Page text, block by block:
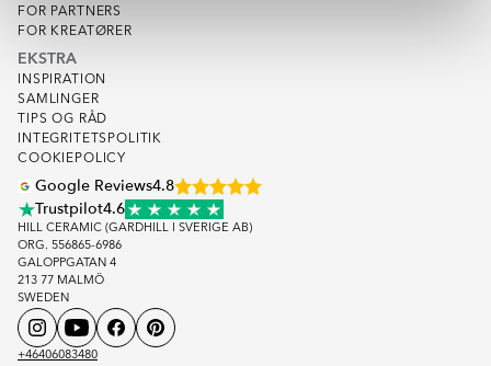
FOR PARTNERS
FOR KREATØRER
EKSTRA
INSPIRATION
SAMLINGER
TIPS OG RÅD
INTEGRITETSPOLITIK
COOKIEPOLICY
Google Reviews4.8
Trustpilot4.6
HILL CERAMIC (GARDHILL I SVERIGE AB)
ORG. 556865-6986
GALOPPGATAN 4
213 77 MALMÖ
SWEDEN
+46406083480